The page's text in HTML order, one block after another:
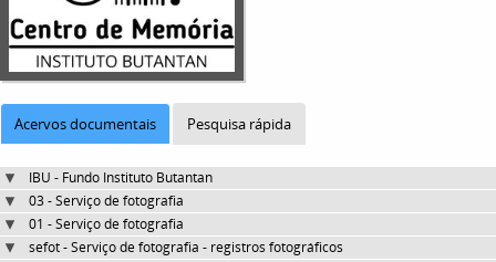
Acervos documentais Pesquisa rápida
IBU - Fundo Instituto Butantan
03 - Serviço de fotografia
01 - Serviço de fotografia
sefot - Serviço de fotografia - registros fotográficos